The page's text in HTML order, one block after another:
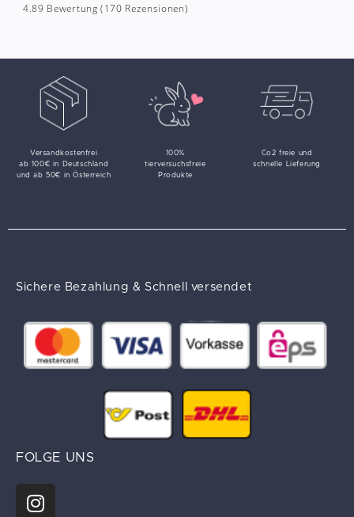
4.89 Bewertung (170 Rezensionen)
Versandkostenfrei
ab 100€ in Deutschland
und ab 50€ in Österreich
100%
tierversuchsfreie
Produkte
Co2 freie und
schnelle Lieferung
Sichere Bezahlung & Schnell versendet
FOLGE UNS